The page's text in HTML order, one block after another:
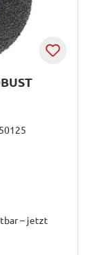
– jetzt